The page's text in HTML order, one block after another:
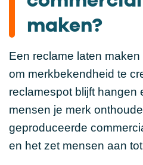
maken?
Een reclame laten
om merkbekendheid te
reclamespot blijft hangen
mensen je merk
geproduceerde
en het zet mensen aan